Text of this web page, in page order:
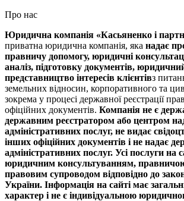
Про нас
Юридична компанія «Касьяненко і
приватна юридична компанія, яка надає
правничу допомогу, юридичні
аналіз, підготовку документів,
представництво інтересів клієнтівз
земельних відносин, корпоративного та
зокрема у процесі державної реєстрації
офіційних документів. Компанія не є
державним реєстратором або центром
адміністративних послуг, не видає
інших офіційних документів і не надає
адміністративних послуг. Усі послуги на
юридичним консультуванням,
правовим супроводом відповідно до
України. Інформація на сайті має
характер і не є індивідуальною